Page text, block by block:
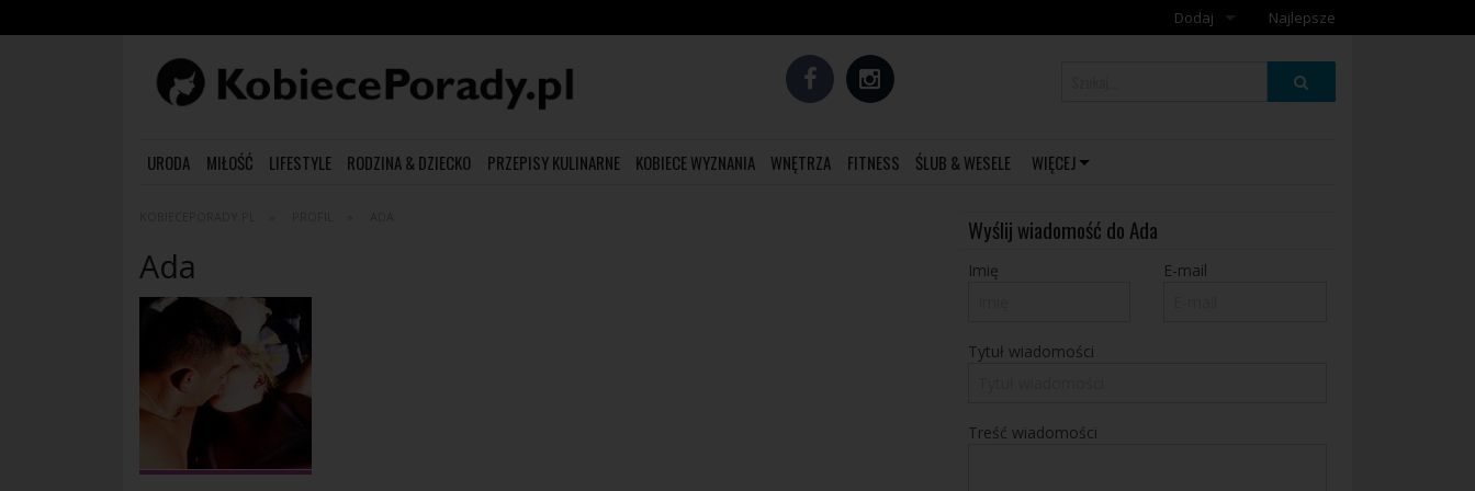
Dodaj
Najlepsze
URODA MIŁOŚĆ LIFESTYLE RODZINA & DZIECKO PRZEPISY KULINARNE KOBIECE WYZNANIA WNĘTRZA FITNESS ŚLUB & WESELE WIĘCEJ
Ada
Wyślij wiadomość do Ada
Imię E-mail
Tytuł wiadomości
Treść wiadomości